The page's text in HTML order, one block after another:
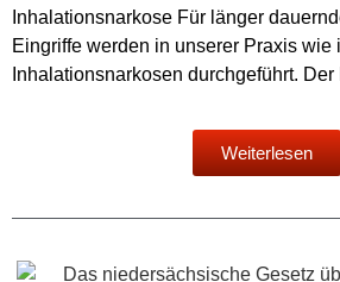
Inhalationsnarkose Für länger
Eingriffe werden in unserer Praxis wie
Inhalationsnarkosen durchgeführt.
Weiterlesen